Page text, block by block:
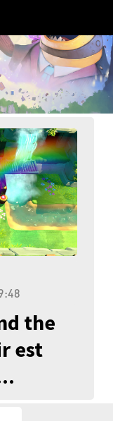
the
est